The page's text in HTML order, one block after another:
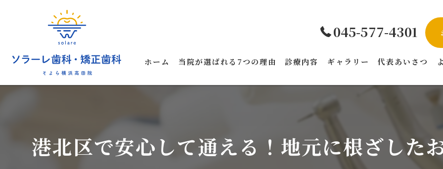
045-577-4301
ホーム 当院が選ばれる7つの理由 診療内容 ギャラリー 代表あいさつ
港北区で安心して通える！地元に根ざした